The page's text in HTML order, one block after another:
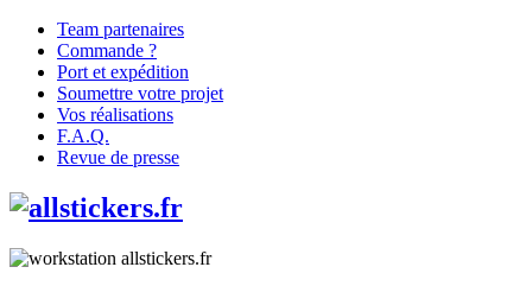
Team partenaires
Commande ?
Port et expédition
Soumettre votre projet
Vos réalisations
F.A.Q.
Revue de presse